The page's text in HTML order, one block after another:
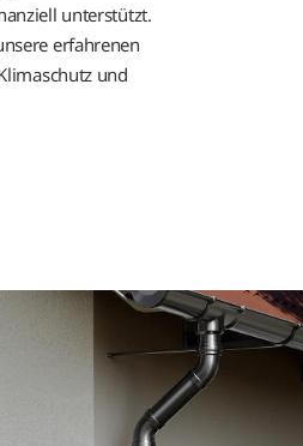
unterstützt.
erfahrenen
und